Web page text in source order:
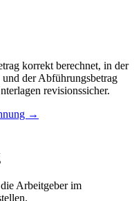
korrekt berechnet, in der
und der Abführungsbetrag
revisionssicher.
→
Arbeitgeber im